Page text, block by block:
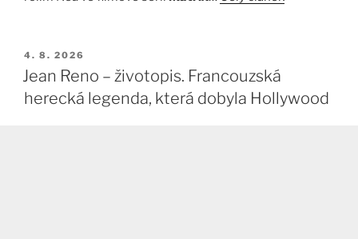
PUBLIKOVÁNO
4. 8. 2026
Jean Reno – životopis. Francouzská
herecká legenda, která dobyla Hollywood